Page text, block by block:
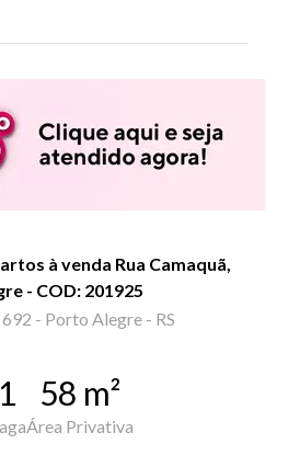
à venda Rua Camaquã,
- COD: 201925
- Porto Alegre - RS
1 58 m²
Área Privativa